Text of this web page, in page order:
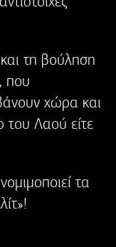
τη βούληση
που
χώρα και
του Λαού είτε
τα